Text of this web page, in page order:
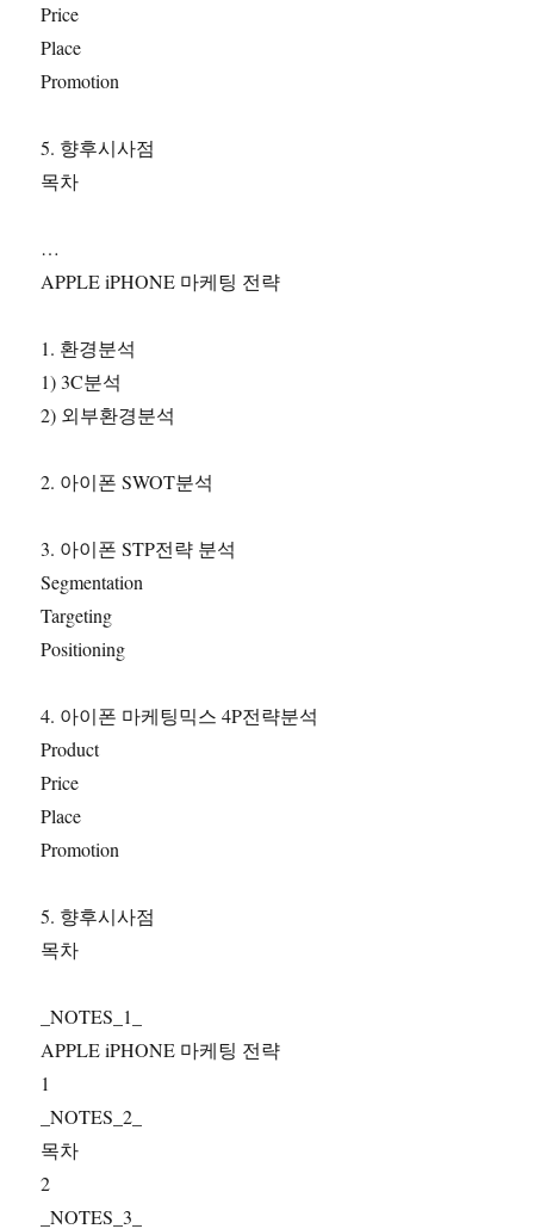
Price
Place
Promotion
5. 향후시사점
목차
…
APPLE iPHONE 마케팅 전략
1. 환경분석
1) 3C분석
2) 외부환경분석
2. 아이폰 SWOT분석
3. 아이폰 STP전략 분석
Segmentation
Targeting
Positioning
4. 아이폰 마케팅믹스 4P전략분석
Product
Price
Place
Promotion
5. 향후시사점
목차
_NOTES_1_
APPLE iPHONE 마케팅 전략
1
_NOTES_2_
목차
2
_NOTES_3_